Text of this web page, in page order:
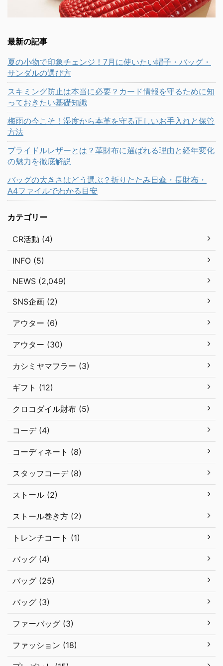
最新の記事
夏の小物で印象チェンジ！7月に使いたい帽子・バッグ・
サンダルの選び方
スキミング防止は本当に必要？カード情報を守るために知
っておきたい基礎知識
梅雨の今こそ！湿度から本革を守る正しいお手入れと保管
方法
ブライドルレザーとは？革財布に選ばれる理由と経年変化
の魅力を徹底解説
バッグの大きさはどう選ぶ？折りたたみ日傘・長財布・
A4ファイルでわかる目安
カテゴリー
CR活動 (4)
INFO (5)
NEWS (2,049)
SNS企画 (2)
アウター (6)
アウター (30)
カシミヤマフラー (3)
ギフト (12)
クロコダイル財布 (5)
コーデ (4)
コーディネート (8)
スタッフコーデ (8)
ストール (2)
ストール巻き方 (2)
トレンチコート (1)
バッグ (4)
バッグ (25)
バッグ (3)
ファーバッグ (3)
ファッション (18)